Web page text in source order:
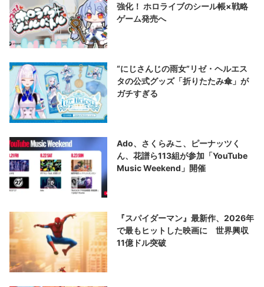
強化！ ホロライブのシール帳×戦略
ゲーム発売へ
“にじさんじの雨女”リゼ・ヘルエス
タの公式グッズ「折りたたみ傘」が
ガチすぎる
Ado、さくらみこ、ピーナッツく
ん、花譜ら113組が参加「YouTube
Music Weekend」開催
『スパイダーマン』最新作、2026年
で最もヒットした映画に 世界興収
11億ドル突破